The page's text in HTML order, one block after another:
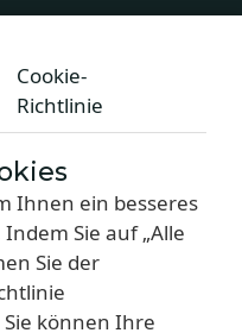
Cookie-
Richtlinie
Ihnen ein besseres
Sie auf „Alle
Sie der
können Ihre